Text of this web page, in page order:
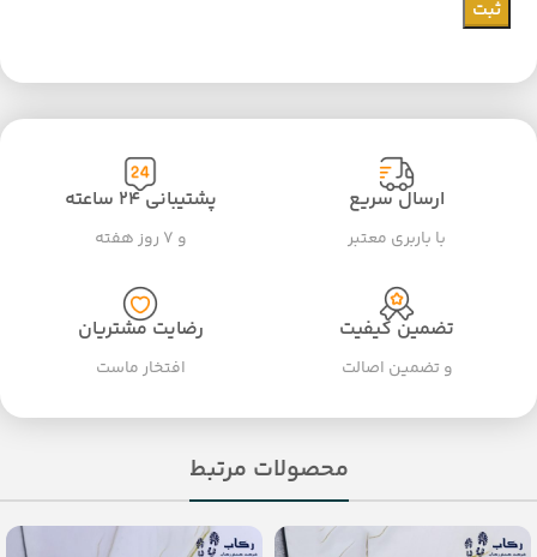
ارسال سریع
با باربری معتبر
پشتیبانی ۲۴ ساعته
و ۷ روز هفته
تضمین کیفیت
و تضمین اصالت
رضایت مشتریان
افتخار ماست
محصولات مرتبط